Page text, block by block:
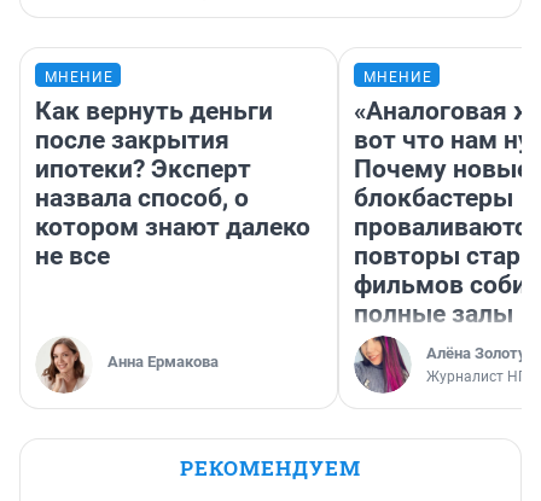
МНЕНИЕ
Как вернуть деньги
после закрытия
ипотеки? Эксперт
назвала способ, о
котором знают далеко
не все
Анна Ермакова
МНЕНИЕ
«Аналоговая
вот что нам
Почему новые
блокбастеры
повторы
фильмов
полные залы
Алёна
Журналист НГС
РЕКОМЕНДУЕМ